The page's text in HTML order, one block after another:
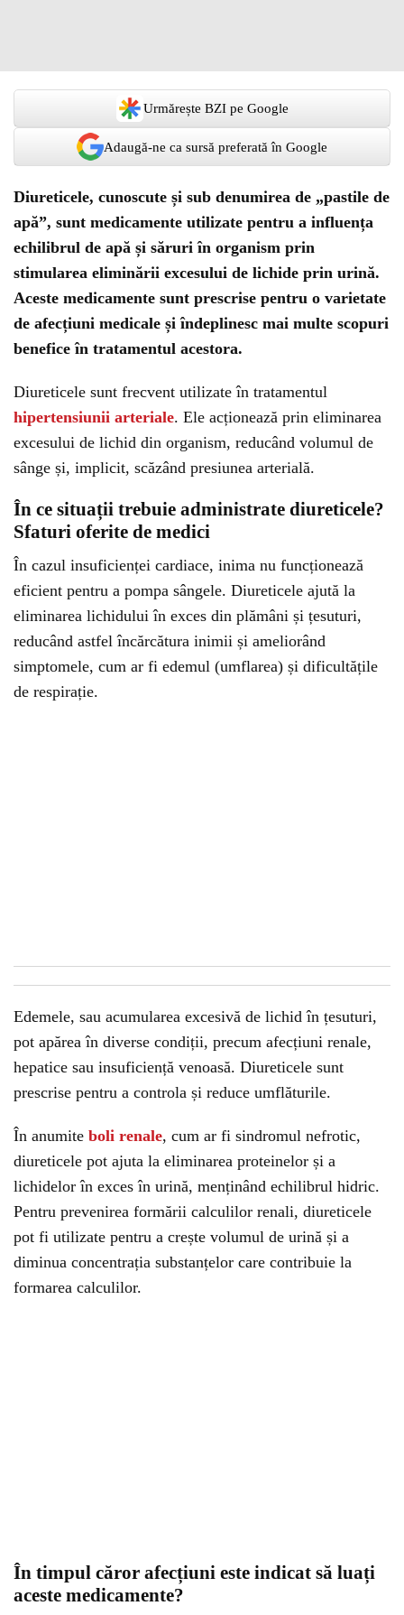
Urmărește BZI pe Google
Adaugă-ne ca sursă preferată în Google
Diureticele, cunoscute și sub denumirea de „pastile de
apă”, sunt medicamente utilizate pentru a influența
echilibrul de apă și săruri în organism prin
stimularea eliminării excesului de lichide prin urină.
Aceste medicamente sunt prescrise pentru o varietate
de afecțiuni medicale și îndeplinesc mai multe scopuri
benefice în tratamentul acestora.
Diureticele sunt frecvent utilizate în tratamentul
hipertensiunii arteriale. Ele acționează prin eliminarea
excesului de lichid din organism, reducând volumul de
sânge și, implicit, scăzând presiunea arterială.
În ce situații trebuie administrate diureticele?
Sfaturi oferite de medici
În cazul insuficienței cardiace, inima nu funcționează
eficient pentru a pompa sângele. Diureticele ajută la
eliminarea lichidului în exces din plămâni și țesuturi,
reducând astfel încărcătura inimii și ameliorând
simptomele, cum ar fi edemul (umflarea) și dificultățile
de respirație.
Edemele, sau acumularea excesivă de lichid în țesuturi,
pot apărea în diverse condiții, precum afecțiuni renale,
hepatice sau insuficiență venoasă. Diureticele sunt
prescrise pentru a controla și reduce umflăturile.
În anumite boli renale, cum ar fi sindromul nefrotic,
diureticele pot ajuta la eliminarea proteinelor și a
lichidelor în exces în urină, menținând echilibrul hidric.
Pentru prevenirea formării calculilor renali, diureticele
pot fi utilizate pentru a crește volumul de urină și a
diminua concentrația substanțelor care contribuie la
formarea calculilor.
În timpul căror afecțiuni este indicat să luați
aceste medicamente?